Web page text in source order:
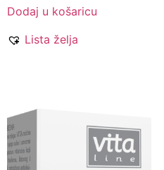
Dodaj u košaricu
Lista želja